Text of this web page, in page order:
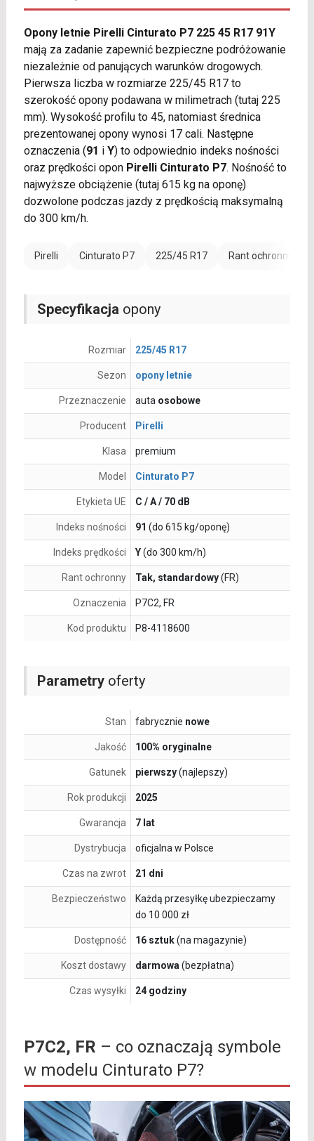
Opony letnie Pirelli Cinturato P7 225 45 R17 91Y
mają za zadanie zapewnić bezpieczne podróżowanie
niezależnie od panujących warunków drogowych.
Pierwsza liczba w rozmiarze 225/45 R17 to
szerokość opony podawana w milimetrach (tutaj 225
mm). Wysokość profilu to 45, natomiast średnica
prezentowanej opony wynosi 17 cali. Następne
oznaczenia (91 i Y) to odpowiednio indeks nośności
oraz prędkości opon Pirelli Cinturato P7. Nośność to
najwyższe obciążenie (tutaj 615 kg na oponę)
dozwolone podczas jazdy z prędkością maksymalną
do 300 km/h.
Pirelli Cinturato P7 225/45 R17 Rant ochronny (FR)
Parametryoferty
Stan fabrycznie nowe
Jakość 100% oryginalne
Gatunek pierwszy(najlepszy)
Rok produkcji 2025
Gwarancja 7 lat
Dystrybucja oficjalna w Polsce
Czas na zwrot 21 dni
Bezpieczeństwo
Każdą przesyłkę ubezpieczamy
do 10 000 zł
Dostępność 16 sztuk(na magazynie)
Koszt dostawy darmowa (bezpłatna)
Czas wysyłki 24 godziny
Specyfikacja opony
Rozmiar 225/45 R17
Sezon opony letnie
Przeznaczenie auta osobowe
Producent Pirelli
Klasa premium
Model Cinturato P7
Etykieta UE C / A / 70 dB
Indeks nośności 91 (do 615 kg/oponę)
Indeks prędkości Y(do 300 km/h)
Rant ochronny Tak, standardowy(FR)
Oznaczenia P7C2, FR
Kod produktu P8-4118600
P7C2, FR – co oznaczają symbole
w modelu Cinturato P7?